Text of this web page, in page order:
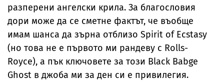
разперени ангелски крила. За благословия
дори може да се сметне фактът, че въобще
имам шанса да зърна отблизо Spirit of Ecstasy
(но това не е първото ми рандеву с Rolls-
Royce), а пък ключовете за този Black Babge
Ghost в джоба ми за ден си е привилегия.